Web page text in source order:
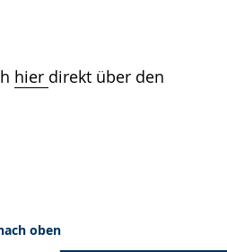
hier direkt über den
oben